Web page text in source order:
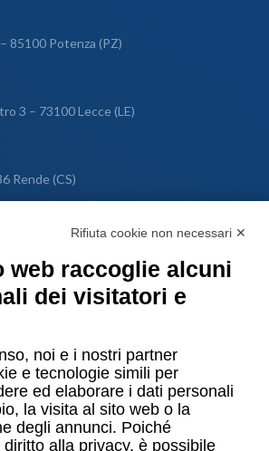
85100 Potenza (PZ)
3 – 73100 Lecce (LE)
Rende (CS)
Rifiuta cookie non necessari ✕
web raccoglie alcuni
dei visitatori e
noi e i nostri partner
e tecnologie simili per
ed elaborare i dati personali
la visita al sito web o la
degli annunci. Poiché
alla privacy, è possibile